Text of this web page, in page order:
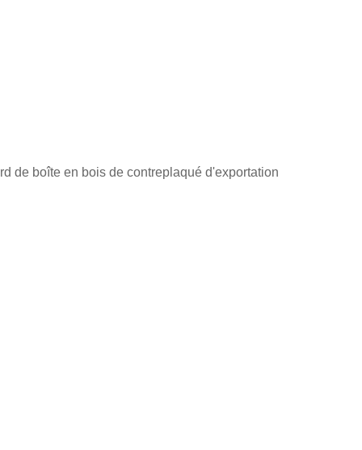
de boîte en bois de contreplaqué d'exportation